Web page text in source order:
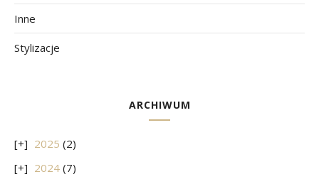
Inne
Stylizacje
ARCHIWUM
2025 (2)
2024 (7)